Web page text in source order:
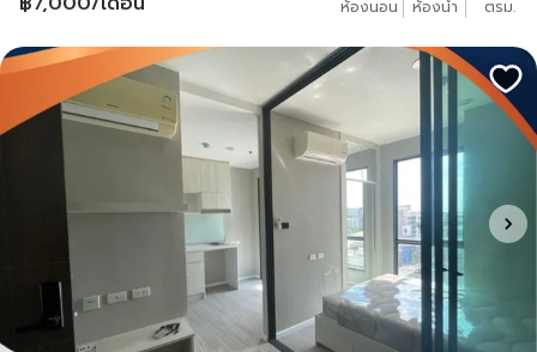
ห้องนอน ห้องน้ำ ตรม.